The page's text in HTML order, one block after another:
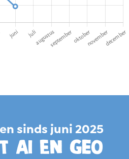
sinds juni 2025
AI en GEO